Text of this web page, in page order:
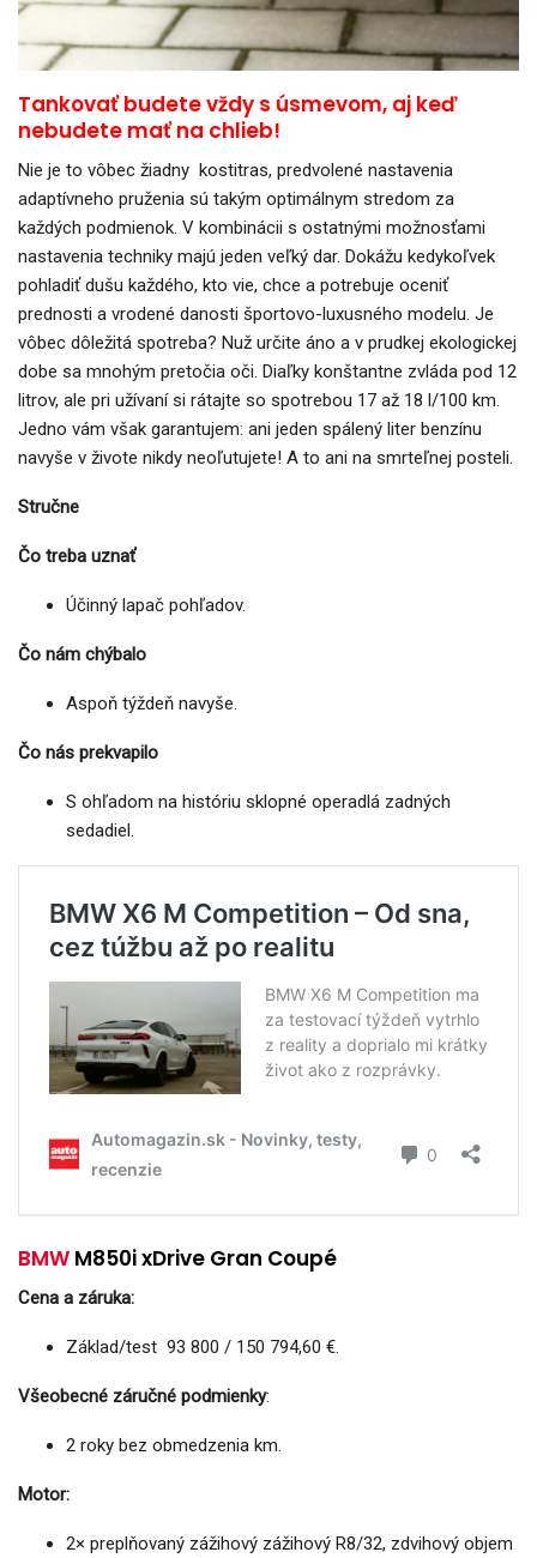
Tankovať budete vždy s úsmevom, aj keď
nebudete mať na chlieb!
Nie je to vôbec žiadny kostitras, predvolené nastavenia
adaptívneho pruženia sú takým optimálnym stredom za
každých podmienok. V kombinácii s ostatnými možnosťami
nastavenia techniky majú jeden veľký dar. Dokážu kedykoľvek
pohladiť dušu každého, kto vie, chce a potrebuje oceniť
prednosti a vrodené danosti športovo-luxusného modelu. Je
vôbec dôležitá spotreba? Nuž určite áno a v prudkej ekologickej
dobe sa mnohým pretočia oči. Diaľky konštantne zvláda pod 12
litrov, ale pri užívaní si rátajte so spotrebou 17 až 18 l/100 km.
Jedno vám však garantujem: ani jeden spálený liter benzínu
navyše v živote nikdy neoľutujete! A to ani na smrteľnej posteli.
Stručne
Čo treba uznať
Účinný lapač pohľadov.
Čo nám chýbalo
Aspoň týždeň navyše.
Čo nás prekvapilo
S ohľadom na históriu sklopné operadlá zadných
sedadiel.
BMW M850i xDrive Gran Coupé
Cena a záruka:
Základ/test 93 800 / 150 794,60 €.
Všeobecné záručné podmienky:
2 roky bez obmedzenia km.
Motor:
2× preplňovaný zážihový zážihový R8/32, zdvihový objem